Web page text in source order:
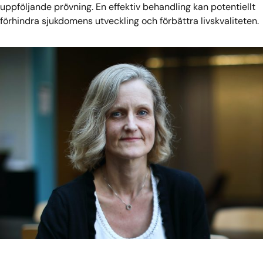
uppföljande prövning. En effektiv behandling kan potentiellt
förhindra sjukdomens utveckling och förbättra livskvaliteten.